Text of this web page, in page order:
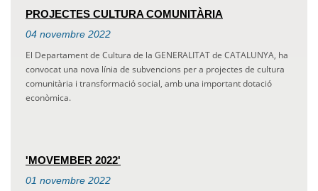
PROJECTES CULTURA COMUNITÀRIA
04 novembre 2022
El Departament de Cultura de la GENERALITAT de CATALUNYA, ha
convocat una nova línia de subvencions per a projectes de cultura
comunitària i transformació social, amb una important dotació
econòmica.
'MOVEMBER 2022'
01 novembre 2022